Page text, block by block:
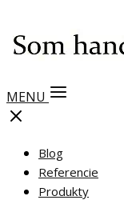
MENU
Blog
Referencie
Produkty